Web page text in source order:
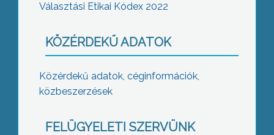
Választási Etikai Kódex 2022
KÖZÉRDEKŰ ADATOK
Közérdekű adatok, céginformációk,
közbeszerzések
FELÜGYELETI SZERVÜNK